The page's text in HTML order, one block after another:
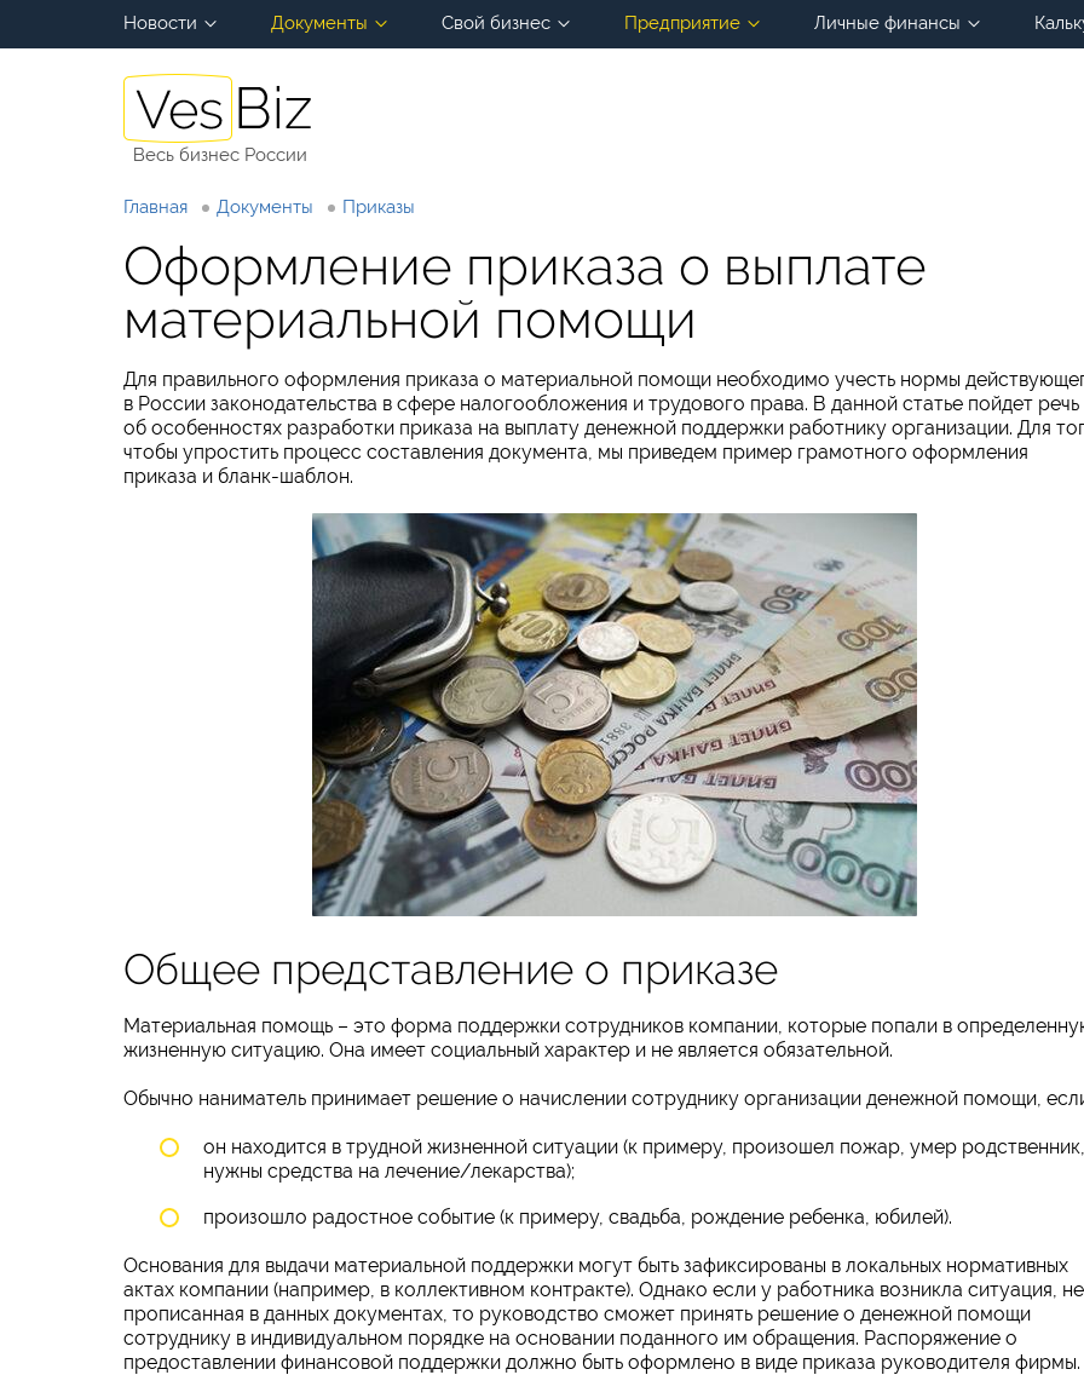
Новости Документы Свой бизнес Предприятие Личные финансы
Весь бизнес России
Главная Документы Приказы
Оформление приказа о выплате
материальной помощи
Для правильного оформления приказа о материальной помощи необходимо учесть нормы
в России законодательства в сфере налогообложения и трудового права. В данной статье пойдет речь
об особенностях разработки приказа на выплату денежной поддержки работнику организации. Для
чтобы упростить процесс составления документа, мы приведем пример грамотного оформления
приказа и бланк-шаблон.
Общее представление о приказе
Материальная помощь – это форма поддержки сотрудников компании, которые попали в
жизненную ситуацию. Она имеет социальный характер и не является обязательной.
Обычно наниматель принимает решение о начислении сотруднику организации денежной помощи,
он находится в трудной жизненной ситуации (к примеру, произошел пожар, умер родственник,
нужны средства на лечение/лекарства);
произошло радостное событие (к примеру, свадьба, рождение ребенка, юбилей).
Основания для выдачи материальной поддержки могут быть зафиксированы в локальных нормативных
актах компании (например, в коллективном контракте). Однако если у работника возникла ситуация, не
прописанная в данных документах, то руководство сможет принять решение о денежной помощи
сотруднику в индивидуальном порядке на основании поданного им обращения. Распоряжение о
предоставлении финансовой поддержки должно быть оформлено в виде приказа руководителя фирмы.